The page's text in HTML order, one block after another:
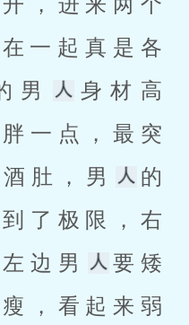
一起真是各
男
身材高
一点，最突
肚，男
的
了极限，右
边男
要矮
，看起来弱